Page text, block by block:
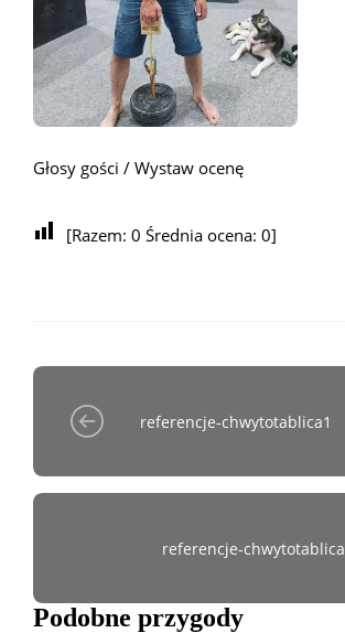
Głosy gości / Wystaw ocenę
[Razem: 0 Średnia ocena: 0]
referencje-chwytotablica1
referencje-
Podobne przygody